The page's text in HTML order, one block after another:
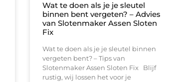
Wat te doen als je je sleutel
binnen bent vergeten? – Advies
van Slotenmaker Assen Sloten
Fix
Wat te doen als je je sleutel binnen
vergeten bent? – Tips van
Slotenmaker Assen Sloten Fix Blijf
rustig, wij lossen het voor je